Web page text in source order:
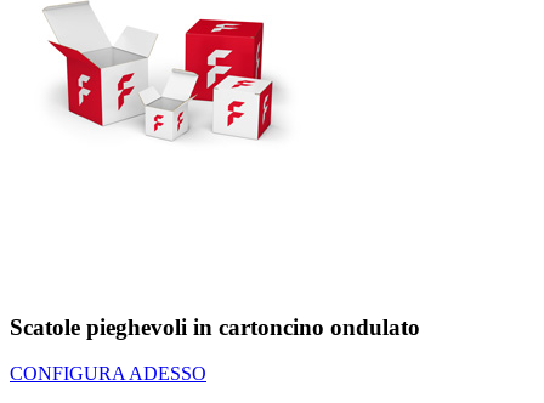
Scatole pieghevoli in cartoncino ondulato
CONFIGURA ADESSO